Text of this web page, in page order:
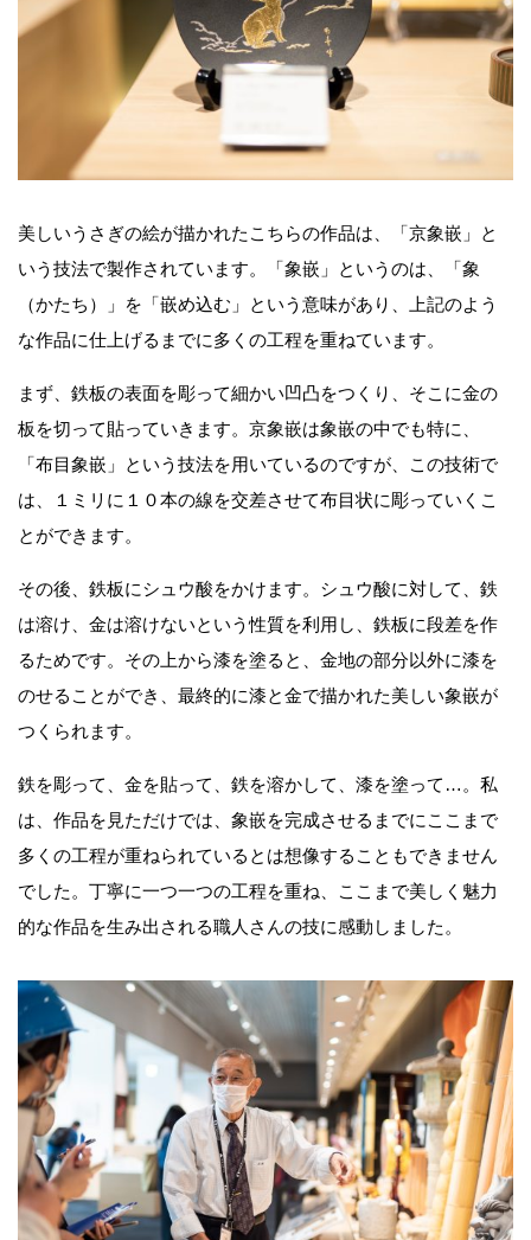
美しいうさぎの絵が描かれたこちらの作品は、「京象嵌」と
いう技法で製作されています。「象嵌」というのは、「象
（かたち）」を「嵌め込む」という意味があり、上記のよう
な作品に仕上げるまでに多くの工程を重ねています。
まず、鉄板の表面を彫って細かい凹凸をつくり、そこに金の
板を切って貼っていきます。京象嵌は象嵌の中でも特に、
「布目象嵌」という技法を用いているのですが、この技術で
は、１ミリに１０本の線を交差させて布目状に彫っていくこ
とができます。
その後、鉄板にシュウ酸をかけます。シュウ酸に対して、鉄
は溶け、金は溶けないという性質を利用し、鉄板に段差を作
るためです。その上から漆を塗ると、金地の部分以外に漆を
のせることができ、最終的に漆と金で描かれた美しい象嵌が
つくられます。
鉄を彫って、金を貼って、鉄を溶かして、漆を塗って…。私
は、作品を見ただけでは、象嵌を完成させるまでにここまで
多くの工程が重ねられているとは想像することもできません
でした。丁寧に一つ一つの工程を重ね、ここまで美しく魅力
的な作品を生み出される職人さんの技に感動しました。